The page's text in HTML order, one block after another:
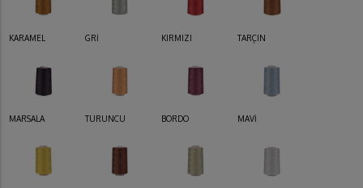
KARAMEL GRİ KIRMIZI TARÇIN
MARSALA TURUNCU BORDO MAVİ